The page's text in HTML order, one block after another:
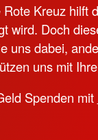
Kreuz hilft
wird. Doch
uns dabei,
uns mit
Spenden mit